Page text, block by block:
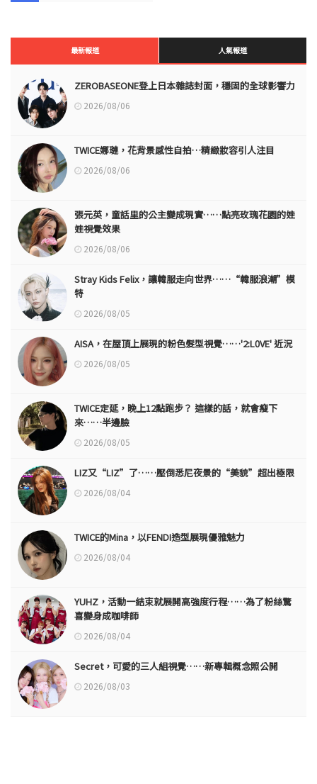
最新報道 人氣報道
ZEROBASEONE登上日本雜誌封面，穩固的全球影響力
2026/08/06
TWICE娜璉，花背景感性自拍…精緻妝容引人注目
2026/08/06
張元英，童話里的公主變成現實……點亮玫瑰花園的娃
娃視覺效果
2026/08/06
Stray Kids Felix，讓韓服走向世界……“韓服浪潮”模
特
2026/08/05
AISA，在屋頂上展現的粉色髮型視覺……'2:L0VE' 近況
2026/08/05
TWICE定延，晚上12點跑步？ 這樣的話，就會瘦下
來……半邊臉
2026/08/05
LIZ又“LIZ”了……壓倒悉尼夜景的“美貌”超出極限
2026/08/04
TWICE的Mina，以FENDI造型展現優雅魅力
2026/08/04
YUHZ，活動一結束就展開高強度行程……為了粉絲驚
喜變身成咖啡師
2026/08/04
Secret，可愛的三人組視覺……新專輯概念照公開
2026/08/03